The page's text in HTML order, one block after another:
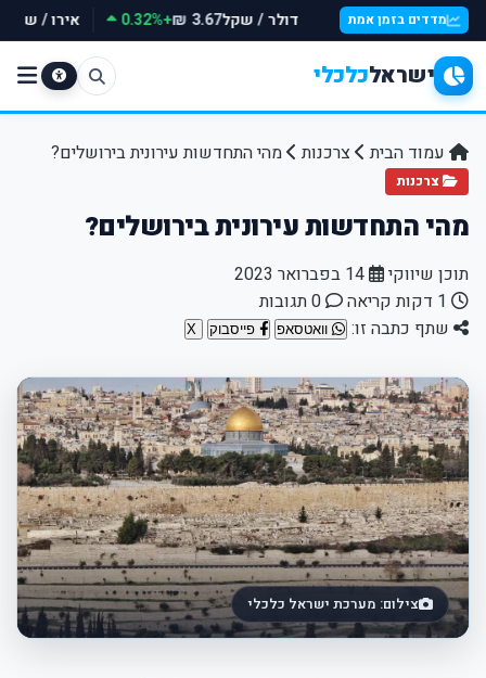
מדדים בזמן אמת דולר / שקל3.67 ₪
+0.32% אירו / שקל
ישראלכלכלי
עמוד הבית צרכנות מהי התחדשות עירונית בירושלים?
צרכנות
מהי התחדשות עירונית בירושלים?
תוכן שיווקי
שתף כתבה זו:
וואטסאפ פייסבוק
צילום: מערכת ישראל כלכלי